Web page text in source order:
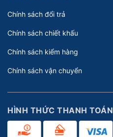
Chính sách đổi trả
Chính sách chiết khấu
Chính sách kiểm hàng
Chính sách vận chuyển
HÌNH THỨC THANH TOÁN